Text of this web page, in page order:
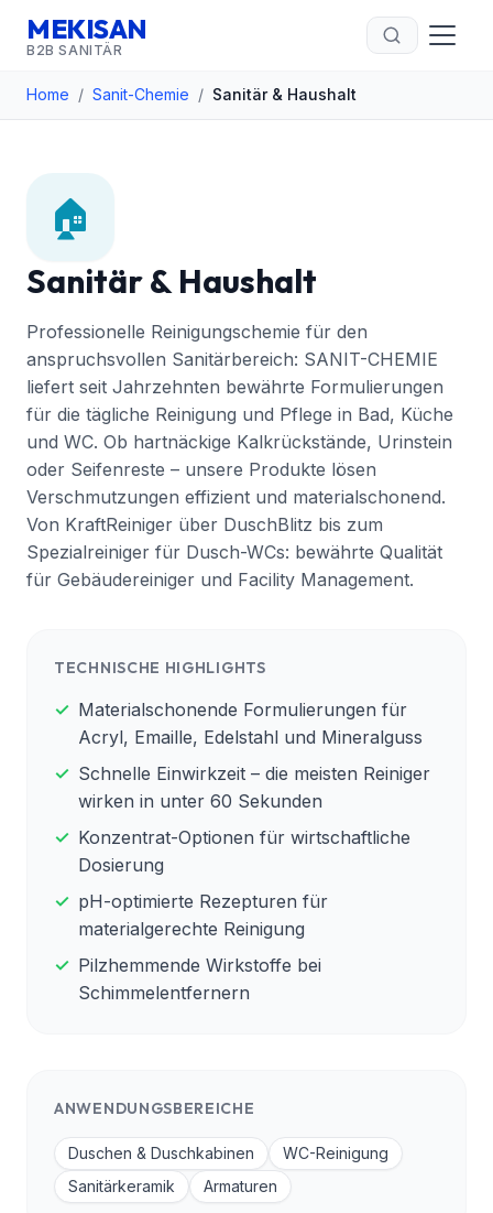
MEKISAN
B2B SANITÄR
Home / Sanit-Chemie / Sanitär & Haushalt
🏠
Sanitär & Haushalt
Professionelle Reinigungschemie für den
anspruchsvollen Sanitärbereich: SANIT-CHEMIE
liefert seit Jahrzehnten bewährte Formulierungen
für die tägliche Reinigung und Pflege in Bad, Küche
und WC. Ob hartnäckige Kalkrückstände, Urinstein
oder Seifenreste – unsere Produkte lösen
Verschmutzungen effizient und materialschonend.
Von KraftReiniger über DuschBlitz bis zum
Spezialreiniger für Dusch-WCs: bewährte Qualität
für Gebäudereiniger und Facility Management.
TECHNISCHE HIGHLIGHTS
✓ Materialschonende Formulierungen für
Acryl, Emaille, Edelstahl und Mineralguss
✓ Schnelle Einwirkzeit – die meisten Reiniger
wirken in unter 60 Sekunden
✓ Konzentrat-Optionen für wirtschaftliche
Dosierung
✓ pH-optimierte Rezepturen für
materialgerechte Reinigung
✓ Pilzhemmende Wirkstoffe bei
Schimmelentfernern
ANWENDUNGSBEREICHE
Duschen & Duschkabinen
WC-Reinigung
Sanitärkeramik
Armaturen